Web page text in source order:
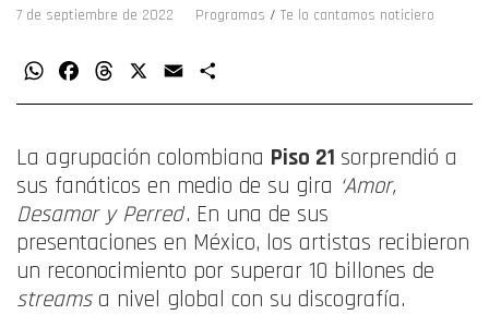
7 de septiembre de 2022 Programas / Te lo cantamos noticiero
WhatsAppFacebookThreads Email
La agrupación colombiana Piso 21 sorprendió a
sus fanáticos en medio de su gira ‘Amor,
Desamor y Perreo’. En una de sus
presentaciones en México, los artistas recibieron
un reconocimiento por superar 10 billones de
streams a nivel global con su discografía.